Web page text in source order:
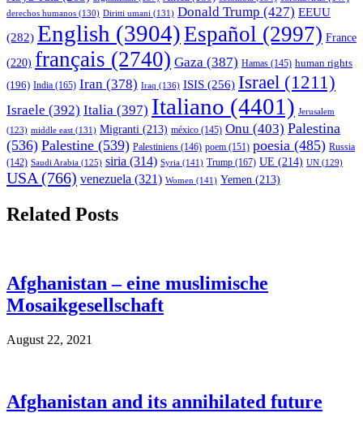
derechos humanos (130) Diritti umani (131) Donald Trump (427) EEUU
(282) English (3904)Español (2997) France
(220) français (2740) Gaza (387) Hamas (145) human rights
(196) India (165) Iran (378) Iraq (136) ISIS (256) Israel (1211)
Israele (392) Italia (397) Italiano (4401) Jerusalem
(123) middle east (131) Migranti (213) méxico (145) Onu (403) Palestina
(536) Palestine (539) Palestiniens (146) poem (151) poesia (485) Russia
(142) Saudi Arabia (125) siria (314) Syria (141) Trump (167) UE (214) UN (129)
USA (766) venezuela (321) Women (141) Yemen (213)
Related Posts
Afghanistan – eine muslimische
Mosaikgesellschaft
August 22, 2021
Afghanistan and its annihilated future